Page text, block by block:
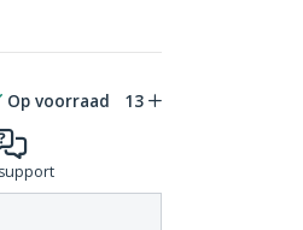
Op voorraad 13